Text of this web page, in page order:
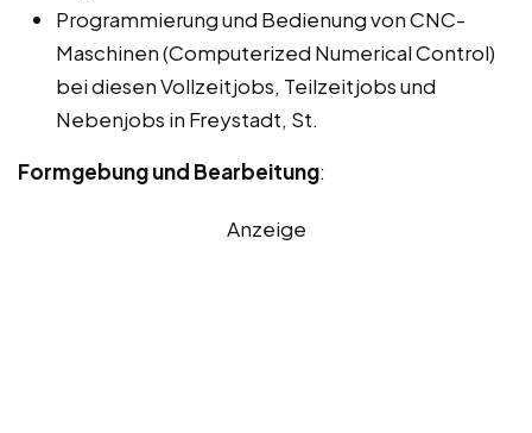
Programmierung und Bedienung von CNC-
Maschinen (Computerized Numerical Control)
bei diesen Vollzeitjobs, Teilzeitjobs und
Nebenjobs in Freystadt, St.
Formgebung und Bearbeitung:
Anzeige